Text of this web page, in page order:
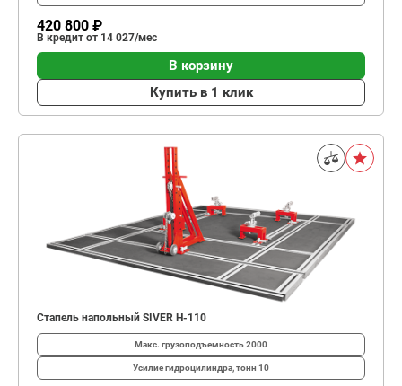
420 800 ₽
В кредит от 14 027/мес
В корзину
Купить в 1 клик
Стапель напольный SIVER H-110
Макс. грузоподъемность2000
Усилие гидроцилиндра, тонн 10